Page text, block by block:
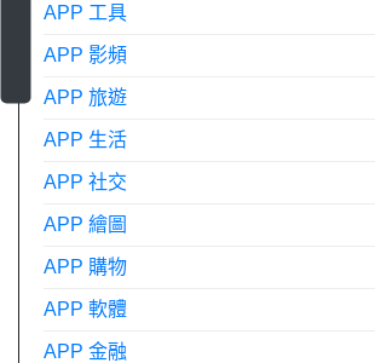
APP 工具
APP 影頻
APP 旅遊
APP 生活
APP 社交
APP 繪圖
APP 購物
APP 軟體
APP 金融